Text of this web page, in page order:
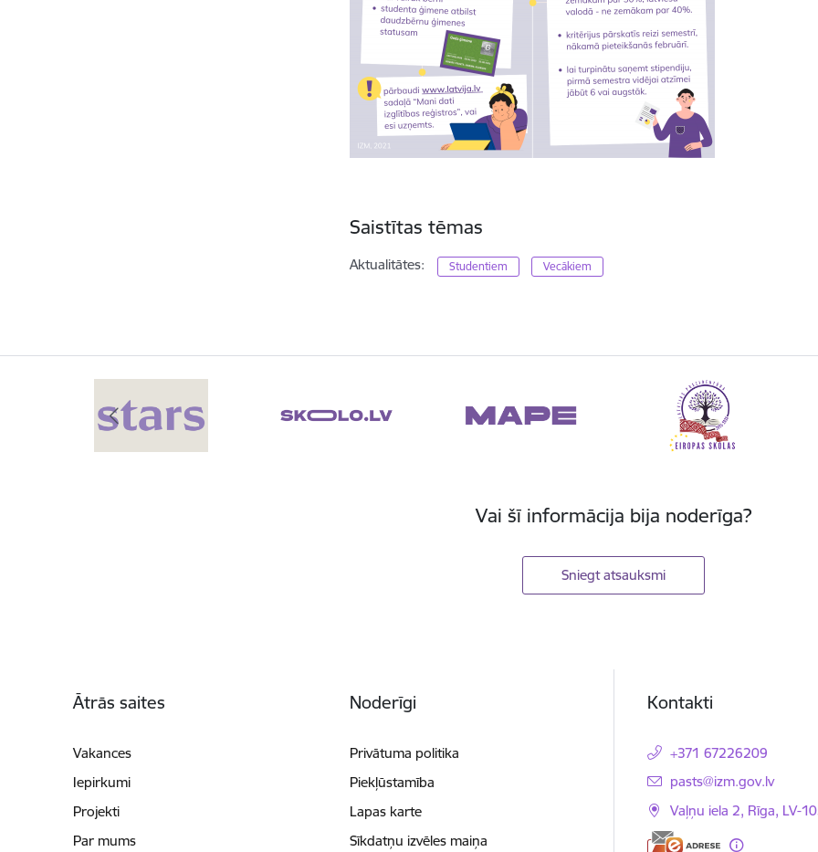
Saistītas tēmas
Aktualitātes: Studentiem Vecākiem
Vai šī informācija bija noderīga?
Sniegt atsauksmi
Ātrās saites
Vakances
Iepirkumi
Projekti
Par mums
Noderīgi
Privātuma politika
Piekļūstamība
Lapas karte
Sīkdatņu izvēles maiņa
Kontakti
+371 67226209
E-pasts:
pasts@izm.gov.lv
Vaļņu iela 2, Rīga, LV-